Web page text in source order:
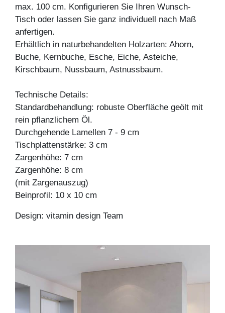
max. 100 cm. Konfigurieren Sie Ihren Wunsch-
Tisch oder lassen Sie ganz individuell nach Maß
anfertigen.
Erhältlich in naturbehandelten Holzarten: Ahorn,
Buche, Kernbuche, Esche, Eiche, Asteiche,
Kirschbaum, Nussbaum, Astnussbaum.
Technische Details:
Standardbehandlung: robuste Oberfläche geölt mit
rein pflanzlichem Öl.
Durchgehende Lamellen 7 - 9 cm
Tischplattenstärke: 3 cm
Zargenhöhe: 7 cm
Zargenhöhe: 8 cm
(mit Zargenauszug)
Beinprofil: 10 x 10 cm
Design: vitamin design Team